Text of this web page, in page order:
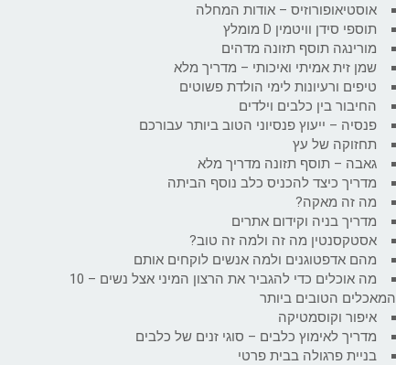
אוסטיאופורוזיס – אודות המחלה
תוספי סידן וויטמין D מומלץ
מורינגה תוסף תזונה מדהים
שמן זית אמיתי ואיכותי – מדריך מלא
טיפים ורעיונות לימי הולדת פשוטים
החיבור בין כלבים וילדים
פנסיה – ייעוץ פנסיוני הטוב ביותר עבורכם
תחזוקה של עץ
גאבה – תוסף תזונה מדריך מלא
מדריך כיצד להכניס כלב נוסף הביתה
מה זה מאקה?
מדריך בניה וקידום אתרים
אסטקסנטין מה זה ולמה זה טוב?
מהם אדפטוגנים ולמה אנשים לוקחים אותם
מה אוכלים כדי להגביר את הרצון המיני אצל נשים – 10
המאכלים הטובים ביותר
איפור וקוסמטיקה
מדריך לאימוץ כלבים – סוגי זנים של כלבים
בניית פרגולה בבית פרטי